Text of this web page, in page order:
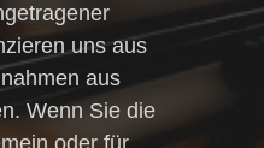
uns aus
aus
Wenn Sie die
oder für